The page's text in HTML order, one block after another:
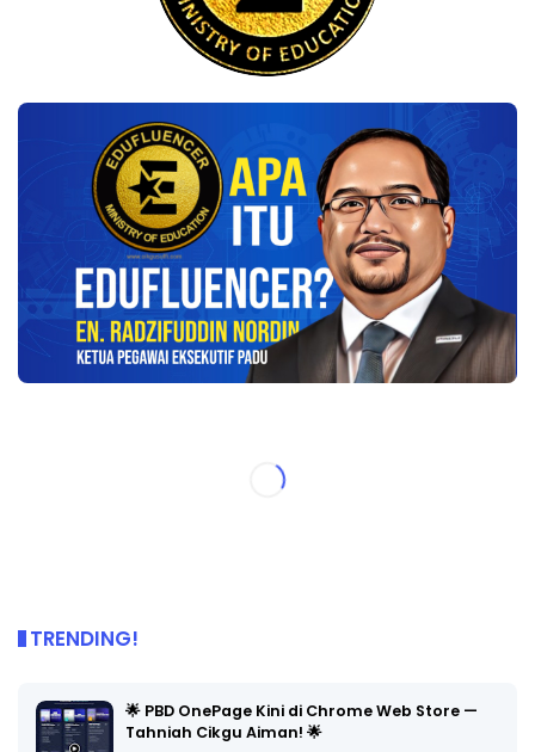
TRENDING!
🌟 PBD OnePage Kini di Chrome Web Store —
Tahniah Cikgu Aiman! 🌟